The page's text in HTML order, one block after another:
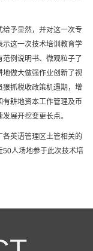
给予显然，并对这一次专
这一次技术培训教育学
例说明书、微观粒子了
做大做强作业创新了视
抓税收政策机遇期，增
耕地资本工作管理及币
展开挖变更长点。
英语管理区土管相关的
50人场地参于此次技术培